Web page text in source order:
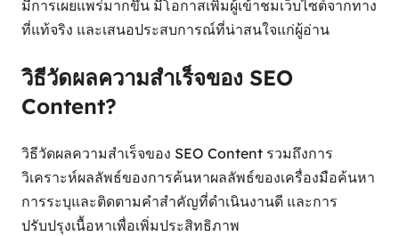
มีการเผยแพร่มากขึ้น มีโอกาสเพิ่มผู้เข้าชมเว็บไซต์จากทาง
ที่แท้จริง และเสนอประสบการณ์ที่น่าสนใจแก่ผู้อ่าน
วิธีวัดผลความสำเร็จของ SEO
Content?
วิธีวัดผลความสำเร็จของ SEO Content รวมถึงการ
วิเคราะห์ผลลัพธ์ของการค้นหาผลลัพธ์ของเครื่องมือค้นหา
การระบุและติดตามคำสำคัญที่ดำเนินงานดี และการ
ปรับปรุงเนื้อหาเพื่อเพิ่มประสิทธิภาพ